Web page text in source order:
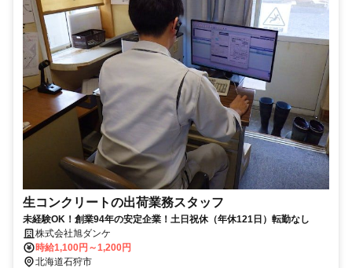
生コンクリートの出荷業務スタッフ
未経験OK！創業94年の安定企業！土日祝休（年休121日）転勤なし
株式会社旭ダンケ
時給1,100円～1,200円
北海道石狩市